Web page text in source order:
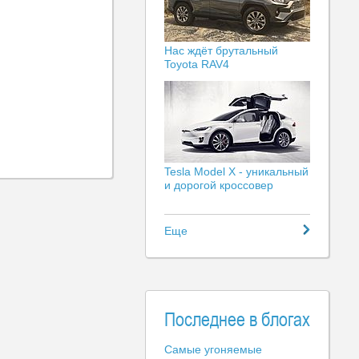
Нас ждёт брутальный
Toyota RAV4
Tesla Model X - уникальный
и дорогой кроссовер
Еще
Последнее в блогах
Самые угоняемые